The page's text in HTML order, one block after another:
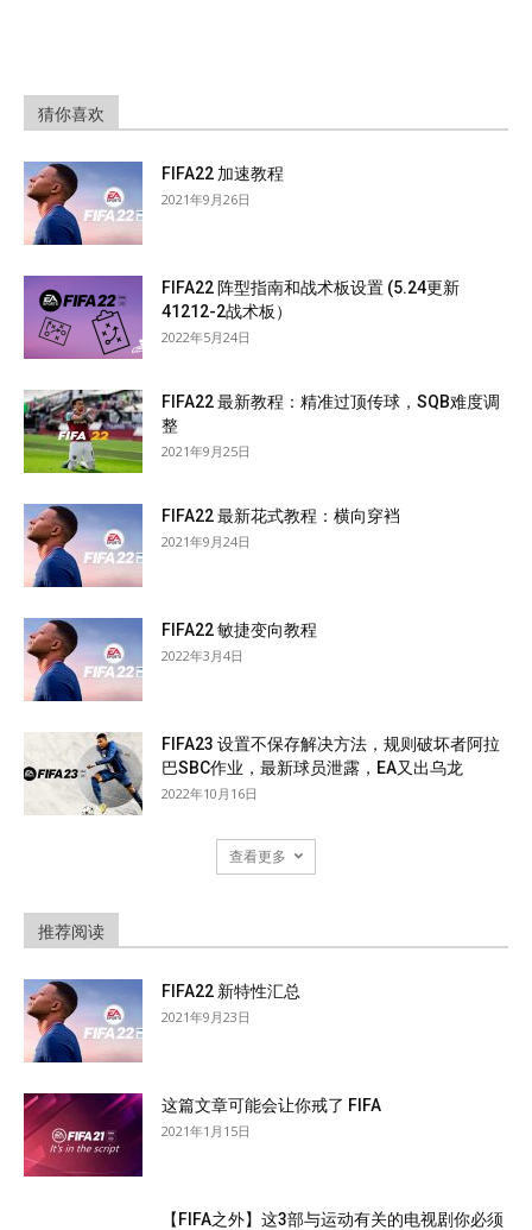
猜你喜欢
FIFA22 加速教程
2021年9月26日
FIFA22 阵型指南和战术板设置 (5.24更新
41212-2战术板）
2022年5月24日
FIFA22 最新教程：精准过顶传球，SQB难度调
整
2021年9月25日
FIFA22 最新花式教程：横向穿裆
2021年9月24日
FIFA22 敏捷变向教程
2022年3月4日
FIFA23 设置不保存解决方法，规则破坏者阿拉
巴SBC作业，最新球员泄露，EA又出乌龙
2022年10月16日
查看更多
推荐阅读
FIFA22 新特性汇总
2021年9月23日
这篇文章可能会让你戒了 FIFA
2021年1月15日
【FIFA之外】这3部与运动有关的电视剧你必须